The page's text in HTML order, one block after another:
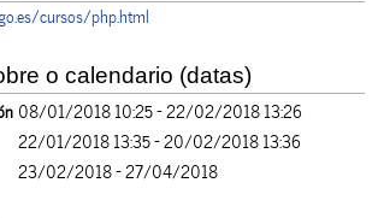
cursos/php.html
o calendario (datas)
08/01/2018 10:25 - 22/02/2018 13:26
22/01/2018 13:35 - 20/02/2018 13:36
23/02/2018 - 27/04/2018